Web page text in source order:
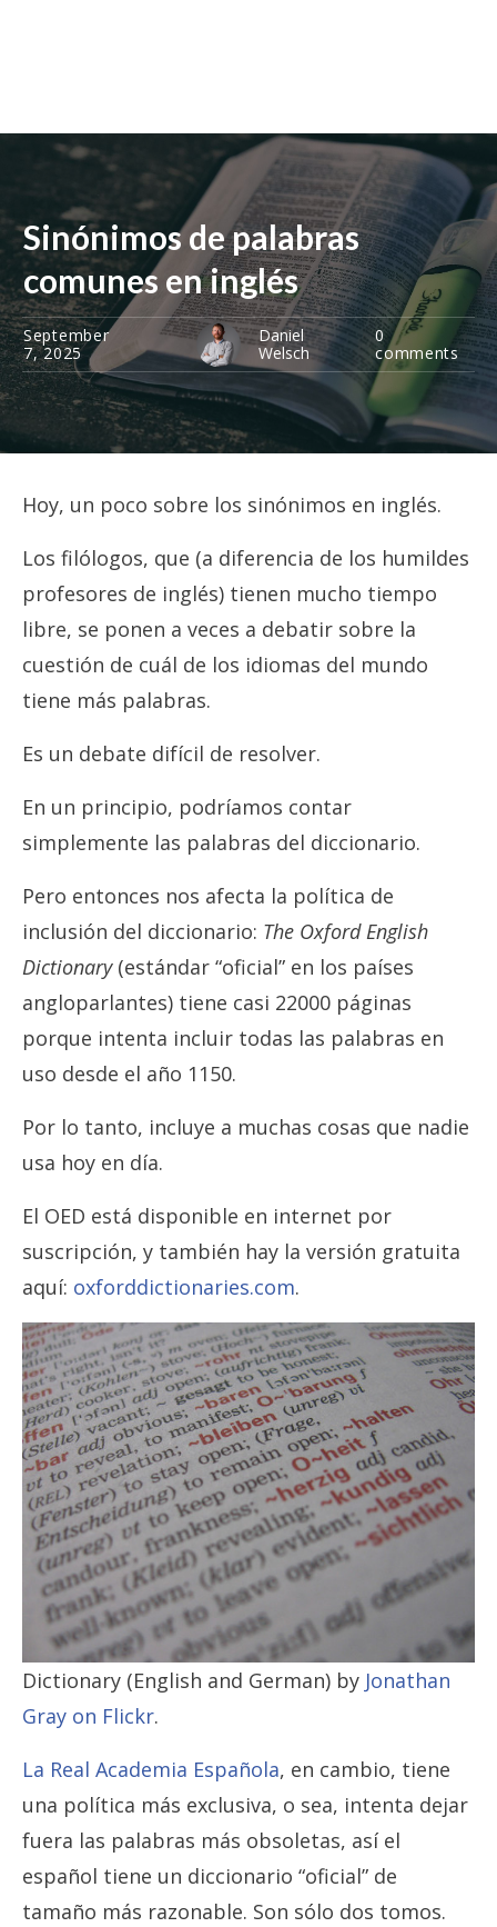
Sinónimos de palabras
comunes en inglés
September
7, 2025
Daniel
Welsch
0
comments
Hoy, un poco sobre los sinónimos en inglés.
Los filólogos, que (a diferencia de los humildes
profesores de inglés) tienen mucho tiempo
libre, se ponen a veces a debatir sobre la
cuestión de cuál de los idiomas del mundo
tiene más palabras.
Es un debate difícil de resolver.
En un principio, podríamos contar
simplemente las palabras del diccionario.
Pero entonces nos afecta la política de
inclusión del diccionario: The Oxford English
Dictionary(estándar “oficial” en los países
angloparlantes) tiene casi 22000 páginas
porque intenta incluir todas las palabras en
uso desde el año 1150.
Por lo tanto, incluye a muchas cosas que nadie
usa hoy en día.
El OED está disponible en internet por
suscripción, y también hay la versión gratuita
aquí: oxforddictionaries.com.
Dictionary (English and German) by Jonathan
Gray on Flickr.
La Real Academia Española, en cambio, tiene
una política más exclusiva, o sea, intenta dejar
fuera las palabras más obsoletas, así el
español tiene un diccionario “oficial” de
tamaño más razonable. Son sólo dos tomos.